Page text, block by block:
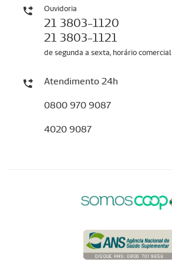
Ouvidoria
21 3803-1120
21 3803-1121
de segunda a sexta, horário comercial
Atendimento 24h
0800 970 9087
4020 9087